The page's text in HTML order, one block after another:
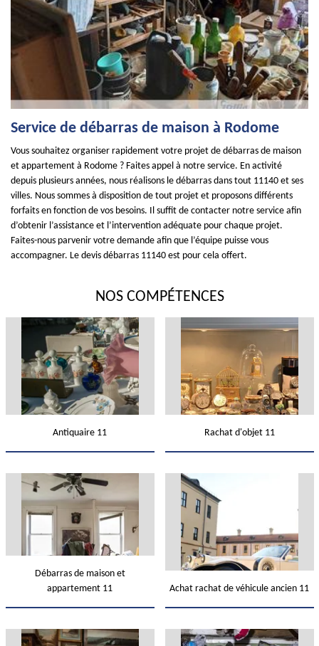
Service de débarras de maison à Rodome
Vous souhaitez organiser rapidement votre projet de débarras de maison
et appartement à Rodome ? Faites appel à notre service. En activité
depuis plusieurs années, nous réalisons le débarras dans tout 11140 et ses
villes. Nous sommes à disposition de tout projet et proposons différents
forfaits en fonction de vos besoins. Il suffit de contacter notre service afin
d’obtenir l’assistance et l’intervention adéquate pour chaque projet.
Faites-nous parvenir votre demande afin que l’équipe puisse vous
accompagner. Le devis débarras 11140 est pour cela offert.
NOS COMPÉTENCES
Antiquaire 11 Rachat d'objet 11
Débarras de maison et
appartement 11
Achat rachat de véhicule ancien 11